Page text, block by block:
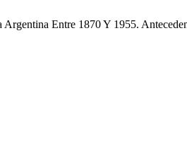
Entre 1870 Y 1955.